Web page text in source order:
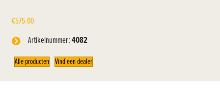
€575.00
Artikelnummer:4082
Alle producten Vind een dealer